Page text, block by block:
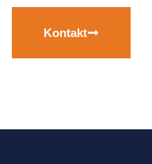
Kontakt